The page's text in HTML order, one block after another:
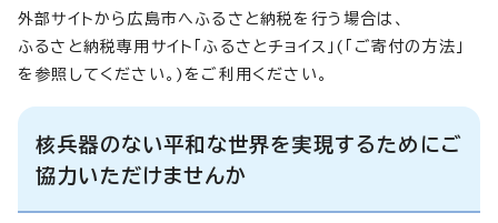
外部サイトから広島市へふるさと納税を行う場合は、
ふるさと納税専用サイト「ふるさとチョイス」(「ご寄付の方法」
を参照してください。)をご利用ください。
核兵器のない平和な世界を実現するためにご
協力いただけませんか